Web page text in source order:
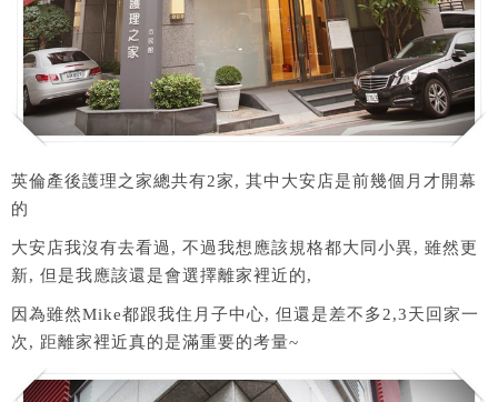
英倫產後護理之家總共有2家, 其中大安店是前幾個月才開幕
的
大安店我沒有去看過, 不過我想應該規格都大同小異, 雖然更
新, 但是我應該還是會選擇離家裡近的,
因為雖然Mike都跟我住月子中心, 但還是差不多2,3天回家一
次, 距離家裡近真的是滿重要的考量~